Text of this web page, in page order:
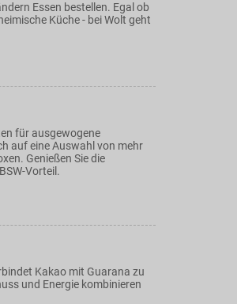
Essen bestellen. Egal ob
Küche - bei Wolt geht
für ausgewogene
auf eine Auswahl von mehr
Genießen Sie die
Vorteil.
Kakao mit Guarana zu
und Energie kombinieren